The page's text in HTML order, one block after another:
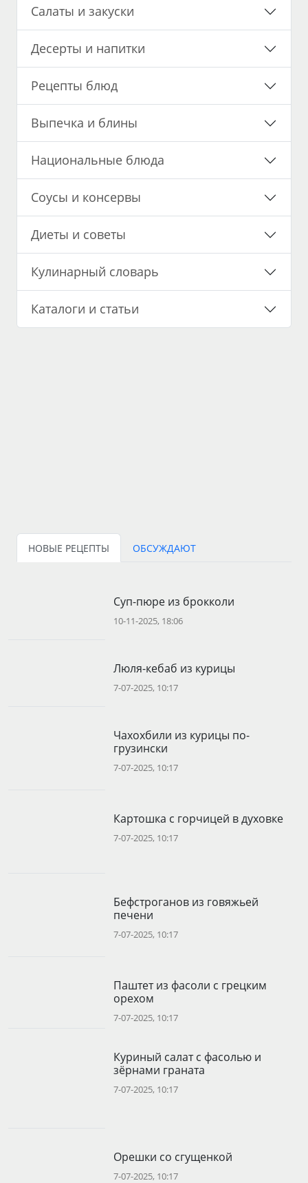
Салаты и закуски
Десерты и напитки
Рецепты блюд
Выпечка и блины
Национальные блюда
Соусы и консервы
Диеты и советы
Кулинарный словарь
Каталоги и статьи
НОВЫЕ РЕЦЕПТЫ ОБСУЖДАЮТ
Суп-пюре из брокколи
10-11-2025, 18:06
Люля-кебаб из курицы
7-07-2025, 10:17
Чахохбили из курицы по-
грузински
7-07-2025, 10:17
Картошка с горчицей в духовке
7-07-2025, 10:17
Бефстроганов из говяжьей
печени
7-07-2025, 10:17
Паштет из фасоли с грецким
орехом
7-07-2025, 10:17
Куриный салат с фасолью и
зёрнами граната
7-07-2025, 10:17
Орешки со сгущенкой
7-07-2025, 10:17